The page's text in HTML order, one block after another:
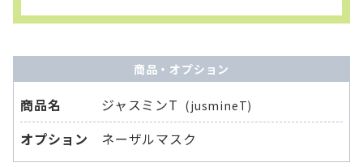
商品・オプション
商品名 ジャスミンT (jusmineT)
オプション ネーザルマスク